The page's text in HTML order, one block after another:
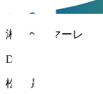
湘南ベルマーレ
DF 2
松村 晟怜